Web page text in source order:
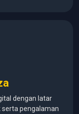
dengan latar
serta pengalaman